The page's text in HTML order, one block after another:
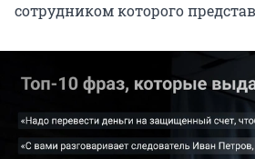
сотрудником которого